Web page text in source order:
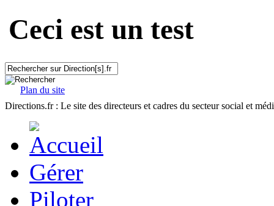
Ceci est un test
Plan du site
Directions.fr : Le site des directeurs et cadres du secteur social et
Gérer
Piloter